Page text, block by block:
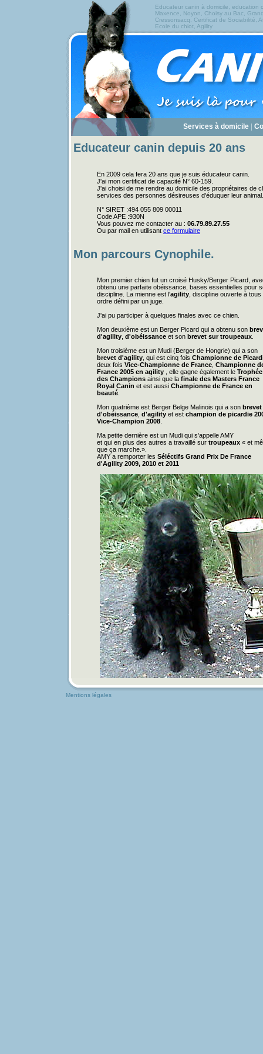
Educateur canin à domicile
education
Maxence
Noyon Choisy au Bac
Cressonsacq
Certificat de Sociabilité
Ecole du chiot
Agility
Services à domicile|
Educateur canin depuis 20 ans
En 2009 cela fera 20 ans que je suis éducateur canin.
J'ai mon certificat de capacité N° 60-159.
J'ai choisi de me rendre au domicile des propriétaires de
services des personnes désireuses d'éduquer leur animal.
N° SIRET :494 055 809 00011
Code APE :930N
Vous pouvez me contacter au : 06.79.89.27.55
Ou par mail en utilisant ce formulaire
Mon parcours Cynophile.
Mon premier chien fut un croisé Husky/Berger Picard,
obtenu une parfaite obéissance, bases essentielles pour
discipline. La mienne est l'agility , discipline ouverte à
ordre défini par un juge.
J'ai pu participer à quelques finales avec ce chien.
Mon deuxième est un Berger Picard qui a obtenu son
d'agility d'obéissance et son brevet sur troupeaux
Mon troisième est un Mudi (Berger de Hongrie) qui a son
brevet d'agility , qui est cinq fois Championne de
deux fois Vice-Championne de France Championne
France 2005 en agility , elle gagne également le Trophée
des Champions ainsi que la finale des Masters France
Royal Canin et est aussi Championne de France en
beauté
Mon quatrième est Berger Belge Malinois qui a son brevet
d'obéissance d'agility et est champion de picardie
Vice-Champion 2008
Ma petite dernière est un Mudi qui s'appelle AMY
et qui en plus des autres a travaillé sur troupeaux « et
que ça marche.».
AMY a remporter les Séléctifs Grand Prix De France
d'Agility 2009, 2010 et 2011
Mentions légales